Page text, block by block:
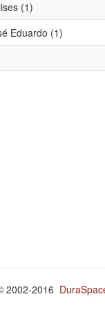
(1)
Eduardo (1)
2002-2016